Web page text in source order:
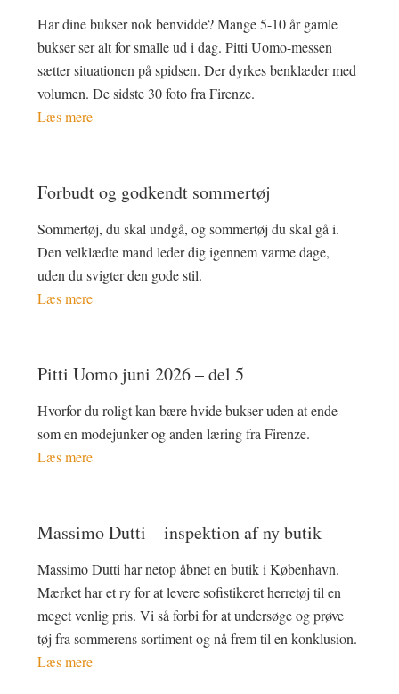
Har dine bukser nok benvidde? Mange 5-10 år gamle
bukser ser alt for smalle ud i dag. Pitti Uomo-messen
sætter situationen på spidsen. Der dyrkes benklæder med
volumen. De sidste 30 foto fra Firenze.
Læs mere
Forbudt og godkendt sommertøj
Sommertøj, du skal undgå, og sommertøj du skal gå i.
Den velklædte mand leder dig igennem varme dage,
uden du svigter den gode stil.
Læs mere
Pitti Uomo juni 2026 – del 5
Hvorfor du roligt kan bære hvide bukser uden at ende
som en modejunker og anden læring fra Firenze.
Læs mere
Massimo Dutti – inspektion af ny butik
Massimo Dutti har netop åbnet en butik i København.
Mærket har et ry for at levere sofistikeret herretøj til en
meget venlig pris. Vi så forbi for at undersøge og prøve
tøj fra sommerens sortiment og nå frem til en konklusion.
Læs mere